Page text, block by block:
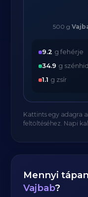
500 g
9.2 g fehérje
34.9 g
1.1 g zsír
Kattints egy adagra
feltöltéséhez. Napi
Mennyi
Vajbab?